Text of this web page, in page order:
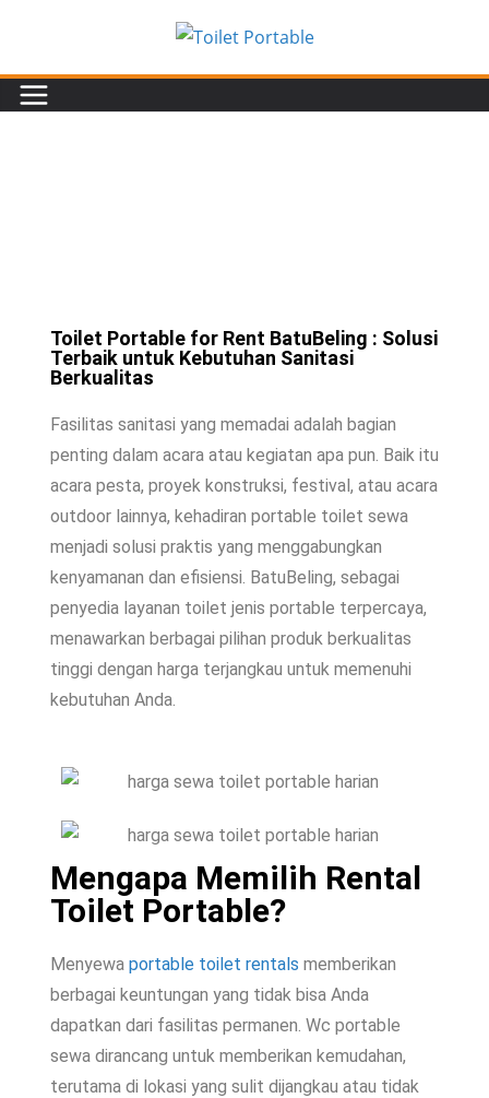
Toilet Portable for Rent BatuBeling : Solusi
Terbaik untuk Kebutuhan Sanitasi
Berkualitas
Fasilitas sanitasi yang memadai adalah bagian
penting dalam acara atau kegiatan apa pun. Baik itu
acara pesta, proyek konstruksi, festival, atau acara
outdoor lainnya, kehadiran portable toilet sewa
menjadi solusi praktis yang menggabungkan
kenyamanan dan efisiensi. BatuBeling, sebagai
penyedia layanan toilet jenis portable terpercaya,
menawarkan berbagai pilihan produk berkualitas
tinggi dengan harga terjangkau untuk memenuhi
kebutuhan Anda.
Mengapa Memilih Rental
Toilet Portable?
Menyewa portable toilet rentals memberikan
berbagai keuntungan yang tidak bisa Anda
dapatkan dari fasilitas permanen. Wc portable
sewa dirancang untuk memberikan kemudahan,
terutama di lokasi yang sulit dijangkau atau tidak